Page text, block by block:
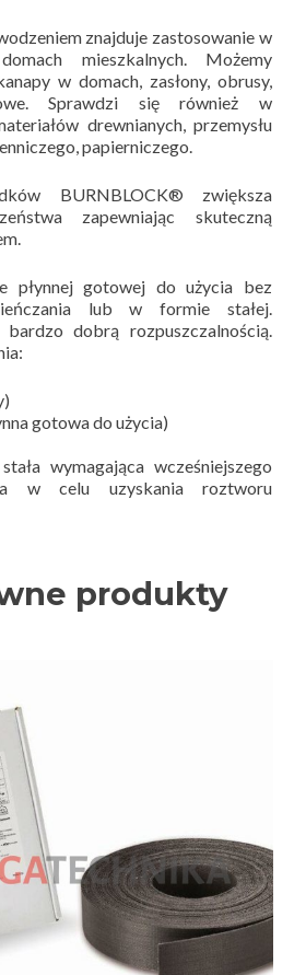
znajduje zastosowanie w
mieszkalnych. Możemy
w domach, zasłony, obrusy,
Sprawdzi się również w
drewnianych, przemysłu
papierniczego.
BURNBLOCK® zwiększa
zapewniając skuteczną
płynnej gotowej do użycia bez
lub w formie stałej.
dobrą rozpuszczalnością.
gotowa do użycia)
wymagająca wcześniejszego
w celu uzyskania roztworu
produkty